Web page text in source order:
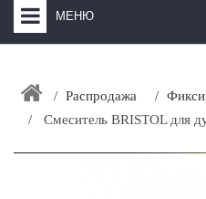
МЕНЮ
ЗАКАЗАТЬ РАСЧЕТ КУХНИ
Распродажа
Смеситель BRISTOL для